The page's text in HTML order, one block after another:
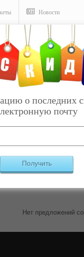
Новости
Нет предложений
о последних
почту
Получить